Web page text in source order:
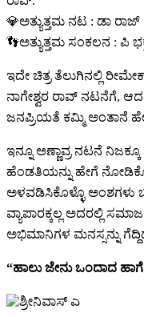
💎ಅತ್ಯುತ್ತಮ ನಟ : ಡಾ
👣ಅತ್ಯುತ್ತಮ ಸಂಕಲನ : ಪಿ
ಇದೇ ಚಿತ್ರ ತೆಲುಗಿನಲ್ಲಿ
ನಾಗೇಶ್ವರ ರಾವ್ ನಟನೆಗೆ,
ಜನಪ್ರಿಯತೆ ಕಮ್ಮಿ ಅಂತಾನೆ
ಇನ್ನೂ ಅಣ್ಣಾವ್ರ ನಟನೆ
ಹೆಂಡತಿಯನ್ನು ಹೇಗೆ
ಅಳವಡಿಸಿಕೊಳ್ಳೊ ಅಂಶಗಳು
ವ್ಯಾಪಾರಕ್ಕಲ್ಲ ಅದರಲ್ಲಿ
ಅಭಿಮಾನಿಗಳ ಮನಸ್ಸನ್ನು
“ಹಾಲು ಜೇನು ಒಂದಾದ ಹಾಗೆ